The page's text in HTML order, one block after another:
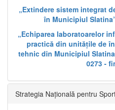
„Extindere sistem integrat
în Municipiul
„Echiparea laboratoarelor
practică din unitățile de
tehnic din Municipiul
0273 -
Strategia Națională pentru